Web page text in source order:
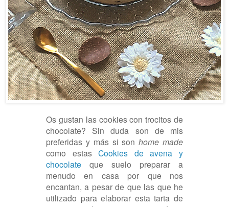
Os gustan las cookies con trocitos de
chocolate? Sin duda son de mis
preferidas y más si sonhome made
como estasCookies de avena y
chocolate que suelo preparar a
menudo en casa por que nos
encantan, a pesar de que las que he
utilizado para elaborar esta tarta de